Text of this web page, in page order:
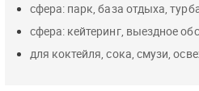
сфера: парк, база отдыха,
сфера: кейтеринг, выездное
для коктейля, сока, смузи,